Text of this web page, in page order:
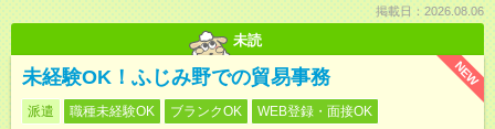
掲載日：2026.08.06
未読
NEW
未経験OK！ふじみ野での貿易事務
派遣 職種未経験OK ブランクOK WEB登録・面接OK